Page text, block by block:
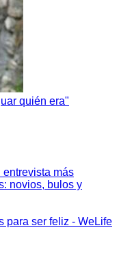
quién era"
más
novios, bulos y
para ser feliz - WeLife